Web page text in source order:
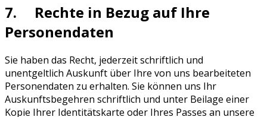
7. Rechte in Bezug auf Ihre
Personendaten
Sie haben das Recht, jederzeit schriftlich und
unentgeltlich Auskunft über Ihre von uns bearbeiteten
Personendaten zu erhalten. Sie können uns Ihr
Auskunftsbegehren schriftlich und unter Beilage einer
Kopie Ihrer Identitätskarte oder Ihres Passes an unsere